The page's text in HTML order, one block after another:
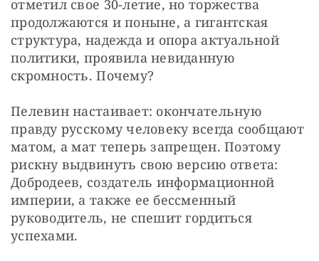
отметил свое 30-летие, но торжества
продолжаются и поныне, а гигантская
структура, надежда и опора актуальной
политики, проявила невиданную
скромность. Почему?
Пелевин настаивает: окончательную
правду русскому человеку всегда сообщают
матом, а мат теперь запрещен. Поэтому
рискну выдвинуть свою версию ответа:
Добродеев, создатель информационной
империи, а также ее бессменный
руководитель, не спешит гордиться
успехами.